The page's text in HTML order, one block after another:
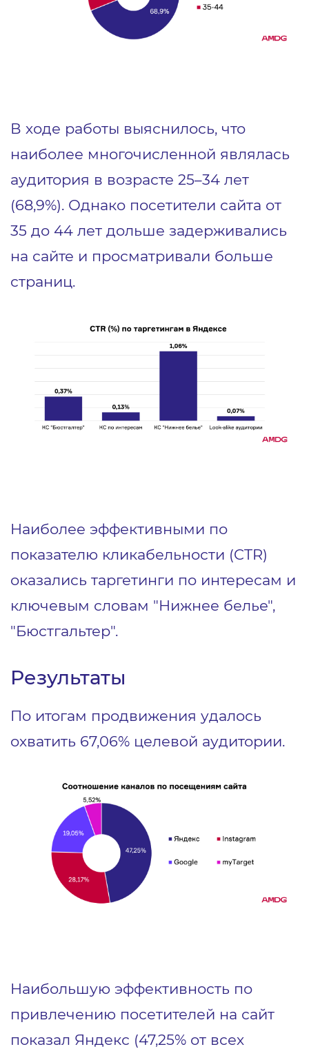
В ходе работы выяснилось, что
наиболее многочисленной являлась
аудитория в возрасте 25–34 лет
(68,9%). Однако посетители сайта от
35 до 44 лет дольше задерживались
на сайте и просматривали больше
страниц.
Наиболее эффективными по
показателю кликабельности (CTR)
оказались таргетинги по интересам и
ключевым словам "Нижнее белье",
"Бюстгальтер".
Результаты
По итогам продвижения удалось
охватить 67,06% целевой аудитории.
Наибольшую эффективность по
привлечению посетителей на сайт
показал Яндекс (47,25% от всех